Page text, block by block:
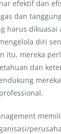
efektif dan
dan
harus dikuasai
diri
itu, mereka
dan